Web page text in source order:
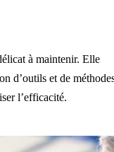
à maintenir. Elle
d’outils et de
l’efficacité.